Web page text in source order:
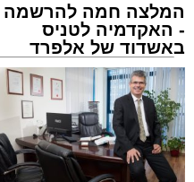
המלצה חמה להרשמה
- האקדמיה לטניס
באשדוד של אלפרד
קריאולנסקי - לילדים